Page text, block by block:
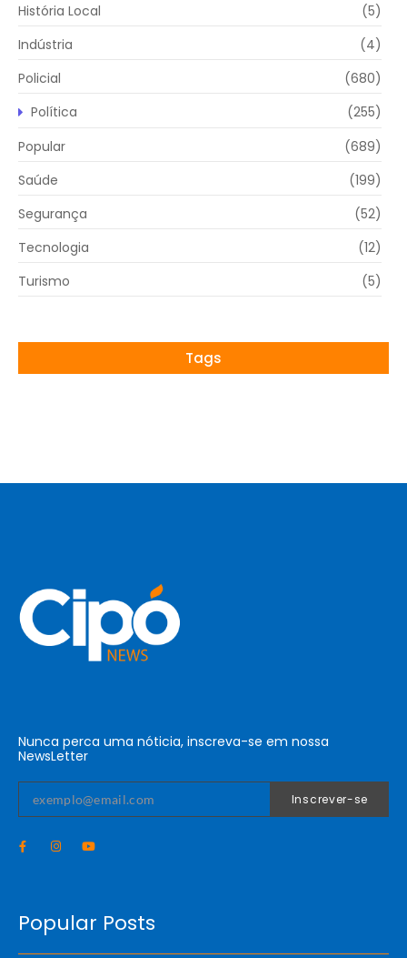
História Local
(5)
Indústria
(4)
Policial
(680)
Política
(255)
Popular
(689)
Saúde
(199)
Segurança
(52)
Tecnologia
(12)
Turismo
(5)
Tags
Nunca perca uma nóticia, inscreva-se em nossa
NewsLetter
Inscrever-se
Popular Posts